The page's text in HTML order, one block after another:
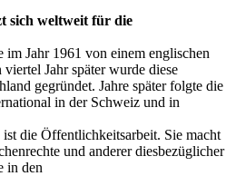
sich weltweit für die
Jahr 1961 von einem englischen
Jahr später wurde diese
gegründet. Jahre später folgte die
in der Schweiz und in
die Öffentlichkeitsarbeit. Sie macht
und anderer diesbezüglicher
in den